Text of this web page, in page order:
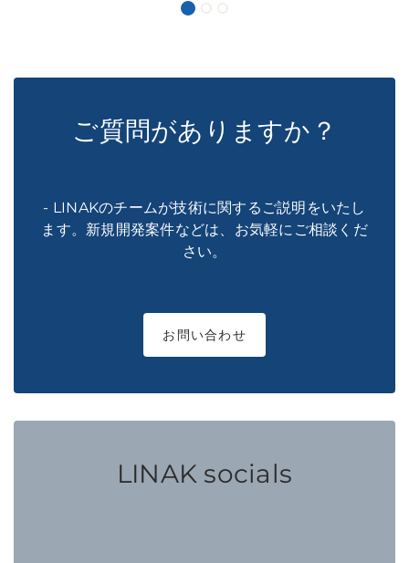
ご質問がありますか？
- LINAKのチームが技術に関するご説明をいたし
ます。新規開発案件などは、お気軽にご相談くだ
さい。
お問い合わせ
LINAK socials